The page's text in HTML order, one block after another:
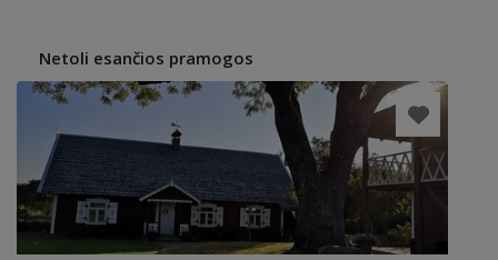
Netoli esančios pramogos